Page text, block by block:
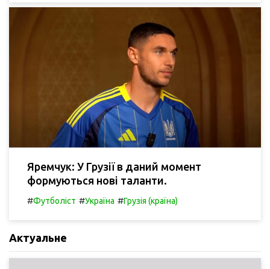
Яремчук: У Грузії в даний момент
формуються нові таланти.
#Футболіст #Україна #Грузія (країна)
Актуальне